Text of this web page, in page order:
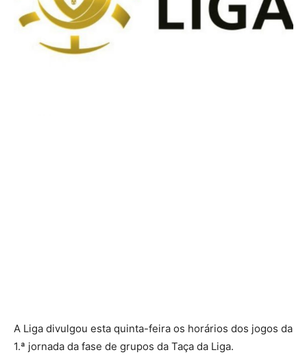
A Liga divulgou esta quinta-feira os horários dos jogos da
1.ª jornada da fase de grupos da Taça da Liga.